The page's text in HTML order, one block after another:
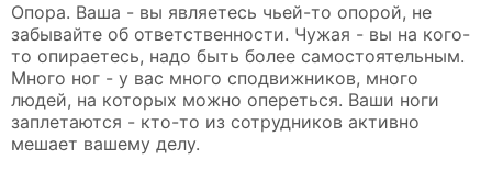
Опора. Ваша - вы являетесь чьей-то опорой, не
забывайте об ответственности. Чужая - вы на кого-
то опираетесь, надо быть более самостоятельным.
Много ног - у вас много сподвижников, много
людей, на которых можно опереться. Ваши ноги
заплетаются - кто-то из сотрудников активно
мешает вашему делу.